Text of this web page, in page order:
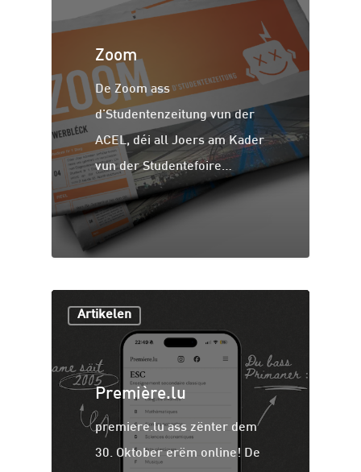
Zoom
De Zoom ass
d'Studentenzeitung vun der
ACEL, déi all Joers am Kader
vun der Studentefoire…
Artikelen
Première.lu
premiere.lu ass zënter dem
30. Oktober erëm online! De